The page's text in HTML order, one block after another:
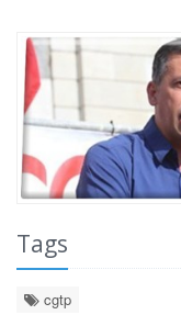
Tags
cgtp